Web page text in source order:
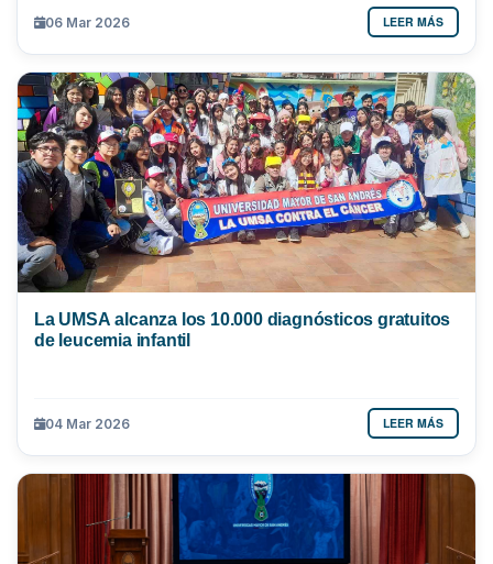
06 Mar 2026 LEER MÁS
La UMSA alcanza los 10.000 diagnósticos gratuitos
de leucemia infantil
04 Mar 2026 LEER MÁS